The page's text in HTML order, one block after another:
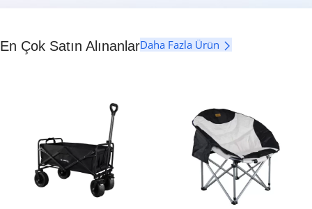
En Çok Satın AlınanlarDaha Fazla Ürün